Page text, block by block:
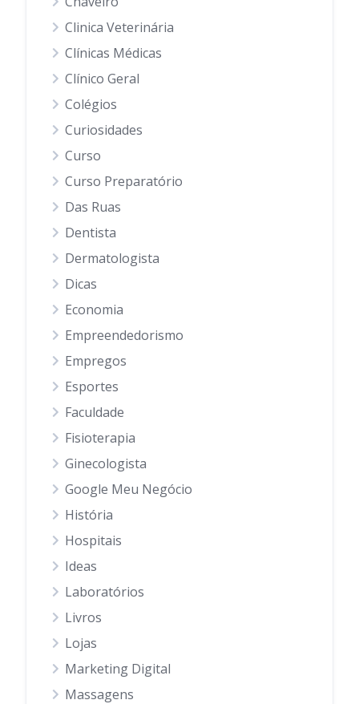
Clinica Veterinária
Clínicas Médicas
Clínico Geral
Colégios
Curiosidades
Curso
Curso Preparatório
Das Ruas
Dentista
Dermatologista
Dicas
Economia
Empreendedorismo
Empregos
Esportes
Faculdade
Fisioterapia
Ginecologista
Google Meu Negócio
História
Hospitais
Ideas
Laboratórios
Livros
Lojas
Marketing Digital
Massagens